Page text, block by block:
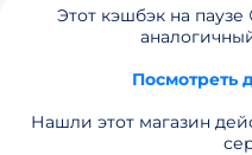
Этот кэшбэк на
Посмотреть
Нашли этот магазин